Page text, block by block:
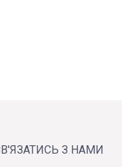
З НАМИ